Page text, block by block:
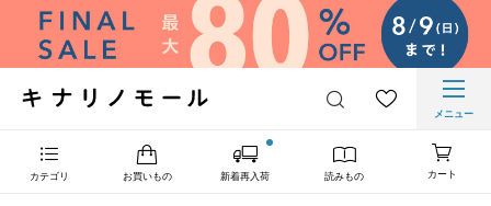
メニュー
カテゴリ お買いもの 新着再入荷 読みもの カート